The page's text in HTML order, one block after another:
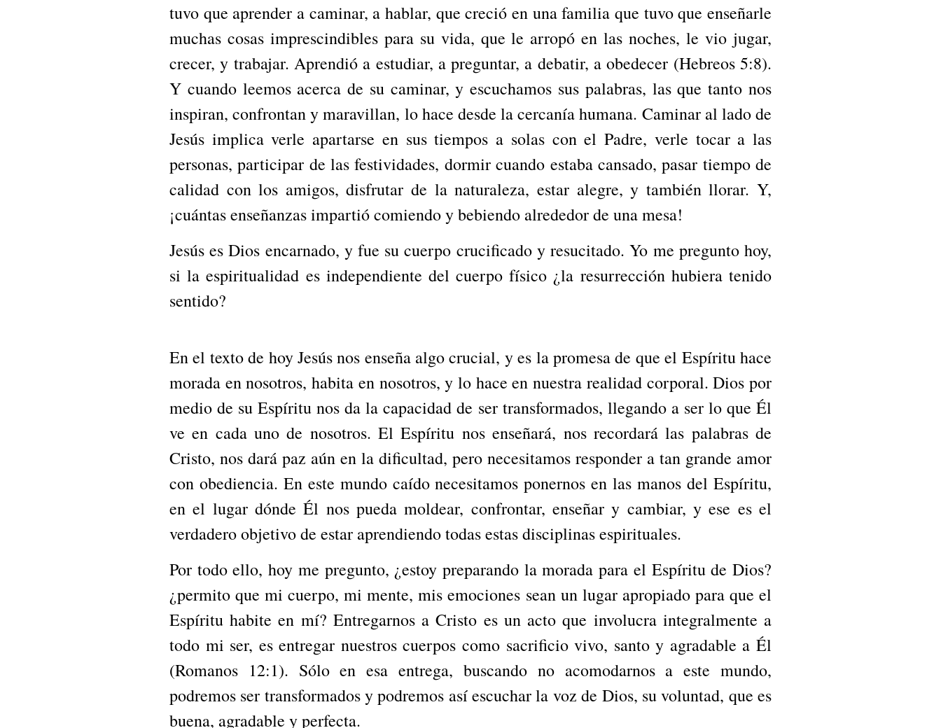
tuvo que aprender a caminar, a hablar, que creció en una familia que tuvo que enseñarle
muchas cosas imprescindibles para su vida, que le arropó en las noches, le vio jugar,
crecer, y trabajar. Aprendió a estudiar, a preguntar, a debatir, a obedecer (Hebreos 5:8).
Y cuando leemos acerca de su caminar, y escuchamos sus palabras, las que tanto nos
inspiran, confrontan y maravillan, lo hace desde la cercanía humana. Caminar al lado de
Jesús implica verle apartarse en sus tiempos a solas con el Padre, verle tocar a las
personas, participar de las festividades, dormir cuando estaba cansado, pasar tiempo de
calidad con los amigos, disfrutar de la naturaleza, estar alegre, y también llorar. Y,
¡cuántas enseñanzas impartió comiendo y bebiendo alrededor de una mesa!
Jesús es Dios encarnado, y fue su cuerpo crucificado y resucitado. Yo me pregunto hoy,
si la espiritualidad es independiente del cuerpo físico ¿la resurrección hubiera tenido
sentido?
En el texto de hoy Jesús nos enseña algo crucial, y es la promesa de que el Espíritu hace
morada en nosotros, habita en nosotros, y lo hace en nuestra realidad corporal. Dios por
medio de su Espíritu nos da la capacidad de ser transformados, llegando a ser lo que Él
ve en cada uno de nosotros. El Espíritu nos enseñará, nos recordará las palabras de
Cristo, nos dará paz aún en la dificultad, pero necesitamos responder a tan grande amor
con obediencia. En este mundo caído necesitamos ponernos en las manos del Espíritu,
en el lugar dónde Él nos pueda moldear, confrontar, enseñar y cambiar, y ese es el
verdadero objetivo de estar aprendiendo todas estas disciplinas espirituales.
Por todo ello, hoy me pregunto, ¿estoy preparando la morada para el Espíritu de Dios?
¿permito que mi cuerpo, mi mente, mis emociones sean un lugar apropiado para que el
Espíritu habite en mí? Entregarnos a Cristo es un acto que involucra integralmente a
todo mi ser, es entregar nuestros cuerpos como sacrificio vivo, santo y agradable a Él
(Romanos 12:1). Sólo en esa entrega, buscando no acomodarnos a este mundo,
podremos ser transformados y podremos así escuchar la voz de Dios, su voluntad, que es
buena, agradable y perfecta.